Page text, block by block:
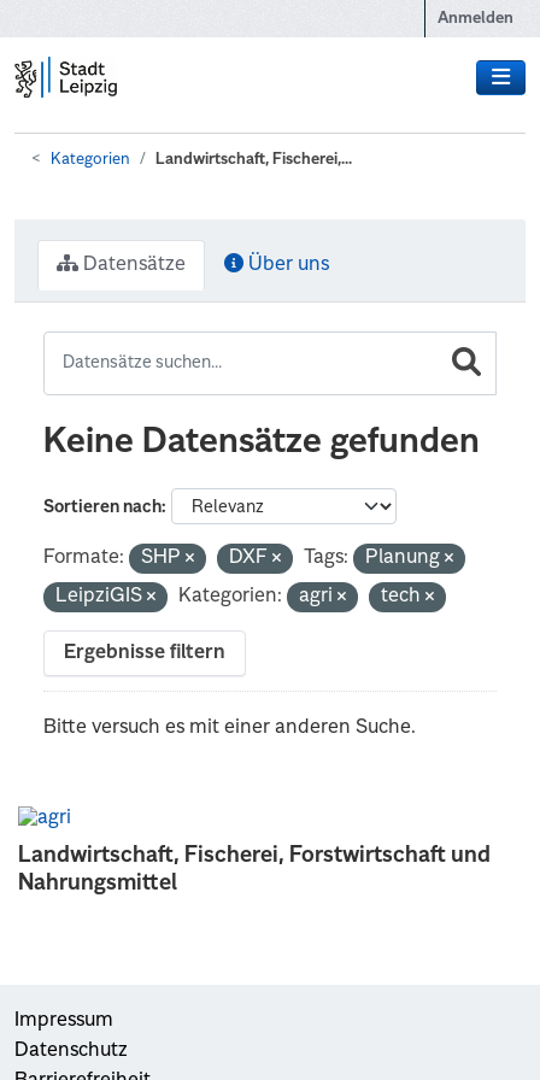
Anmelden
Kategorien Landwirtschaft, Fischerei,...
Landwirtschaft, Fischerei, Forstwirtschaft und
Nahrungsmittel
Datensätze Über uns
Keine Datensätze gefunden
Sortieren nach
Formate: SHP DXF Tags:
Planung
LeipziGIS
Kategorien: agri tech
Ergebnisse filtern
Bitte versuch es mit einer anderen Suche.
Impressum
Datenschutz